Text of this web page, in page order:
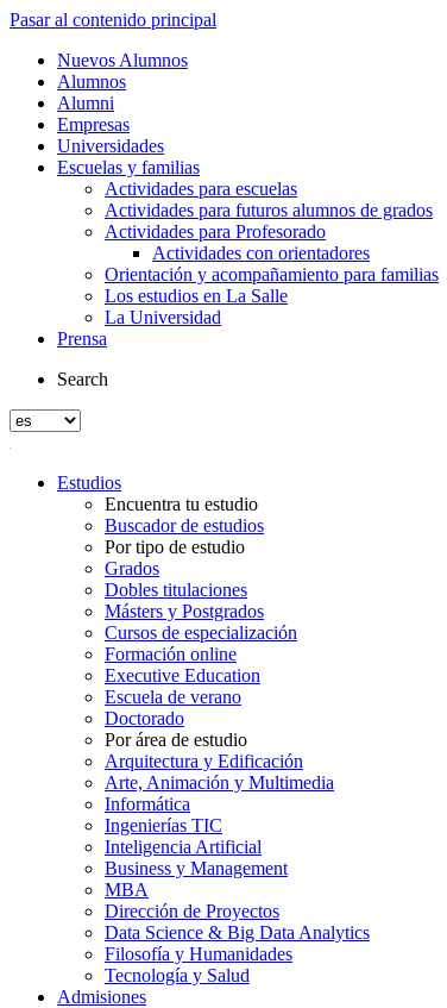
Pasar al contenido principal
Nuevos Alumnos
Alumnos
Alumni
Empresas
Universidades
Escuelas y familias
Actividades para escuelas
Actividades para futuros alumnos de grados
Actividades para Profesorado
Actividades con orientadores
Orientación y acompañamiento para familias
Los estudios en La Salle
La Universidad
Prensa
Search
Estudios
Encuentra tu estudio
Buscador de estudios
Por tipo de estudio
Grados
Dobles titulaciones
Másters y Postgrados
Cursos de especialización
Formación online
Executive Education
Escuela de verano
Doctorado
Por área de estudio
Arquitectura y Edificación
Arte, Animación y Multimedia
Informática
Ingenierías TIC
Inteligencia Artificial
Business y Management
MBA
Dirección de Proyectos
Data Science & Big Data Analytics
Filosofía y Humanidades
Tecnología y Salud
Admisiones